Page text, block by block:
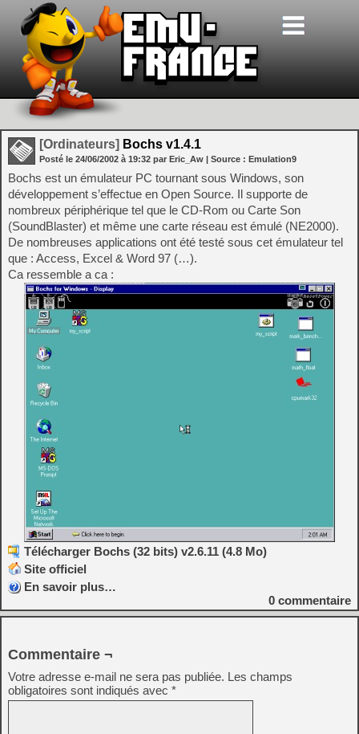
[Ordinateurs] Bochs v1.4.1
Posté le 24/06/2002 à 19:32 par Eric_Aw | Source : Emulation9
Bochs est un émulateur PC tournant sous Windows, son
développement s’effectue en Open Source. Il supporte de
nombreux périphérique tel que le CD-Rom ou Carte Son
(SoundBlaster) et même une carte réseau est émulé (NE2000).
De nombreuses applications ont été testé sous cet émulateur tel
que : Access, Excel & Word 97 (…).
Ca ressemble a ca :
Télécharger Bochs (32 bits) v2.6.11 (4.8 Mo)
Site officiel
En savoir plus…
0 commentaire
Commentaire ¬
Votre adresse e-mail ne sera pas publiée. Les champs
obligatoires sont indiqués avec *